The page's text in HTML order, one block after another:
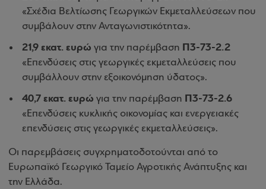
«Σχέδια Βελτίωσης Γεωργικών Εκμεταλλεύσεων που
συμβάλουν στην Ανταγωνιστικότητα».
21,9 εκατ. ευρώ για την παρέμβαση Π3-73-2.2
«Επενδύσεις στις γεωργικές εκμεταλλεύσεις που
συμβάλλουν στην εξοικονόμηση ύδατος».
40,7 εκατ. ευρώ για την παρέμβαση Π3-73-2.6
«Επενδύσεις κυκλικής οικονομίας και ενεργειακές
επενδύσεις στις γεωργικές εκμεταλλεύσεις».
Οι παρεμβάσεις συγχρηματοδοτούνται από το
Ευρωπαϊκό Γεωργικό Ταμείο Αγροτικής Ανάπτυξης και
την Ελλάδα.